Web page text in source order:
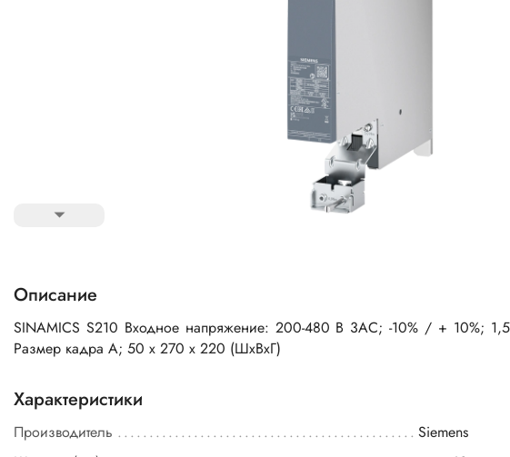
Описание
SINAMICS S210 Входное напряжение: 200-480 В 3AC; -10% / + 10%;
Размер кадра А; 50 х 270 х 220 (ШхВхГ)
Характеристики
Производитель
Siemens